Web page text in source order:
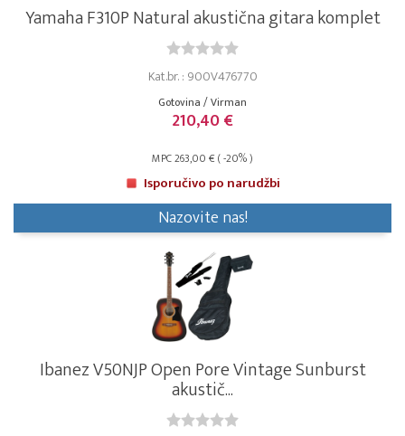
Yamaha F310P Natural akustična gitara komplet
Kat.br. : 900V476770
Gotovina / Virman
210,40 €
MPC 263,00 € ( -20% )
Isporučivo po narudžbi
Nazovite nas!
Ibanez V50NJP Open Pore Vintage Sunburst
akustič...